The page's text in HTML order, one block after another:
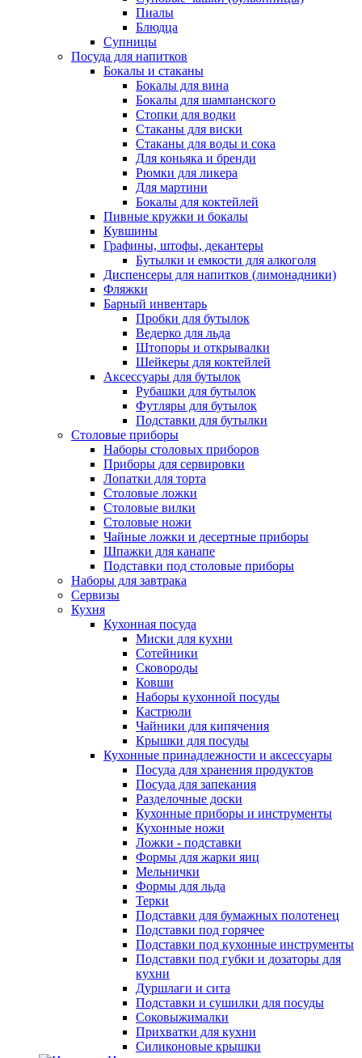
Пиалы
Блюдца
Супницы
Посуда для напитков
Бокалы и стаканы
Бокалы для вина
Бокалы для шампанского
Стопки для водки
Стаканы для виски
Стаканы для воды и сока
Для коньяка и бренди
Рюмки для ликера
Для мартини
Бокалы для коктейлей
Пивные кружки и бокалы
Кувшины
Графины, штофы, декантеры
Бутылки и емкости для алкоголя
Диспенсеры для напитков (лимонадники)
Фляжки
Барный инвентарь
Пробки для бутылок
Ведерко для льда
Штопоры и открывалки
Шейкеры для коктейлей
Аксессуары для бутылок
Рубашки для бутылок
Футляры для бутылок
Подставки для бутылки
Столовые приборы
Наборы столовых приборов
Приборы для сервировки
Лопатки для торта
Столовые ложки
Столовые вилки
Столовые ножи
Чайные ложки и десертные приборы
Шпажки для канапе
Подставки под столовые приборы
Наборы для завтрака
Сервизы
Кухня
Кухонная посуда
Миски для кухни
Сотейники
Сковороды
Ковши
Наборы кухонной посуды
Кастрюли
Чайники для кипячения
Крышки для посуды
Кухонные принадлежности и аксессуары
Посуда для хранения продуктов
Посуда для запекания
Разделочные доски
Кухонные приборы и инструменты
Кухонные ножи
Ложки - подставки
Формы для жарки яиц
Мельнички
Формы для льда
Терки
Подставки для бумажных полотенец
Подставки под горячее
Подставки под кухонные инструменты
Подставки под губки и дозаторы для
кухни
Дуршлаги и сита
Подставки и сушилки для посуды
Соковыжималки
Прихватки для кухни
Силиконовые крышки